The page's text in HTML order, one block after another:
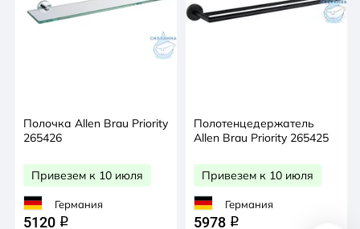
Полочка Allen Brau Priority
265426
Привезем к 10 июля
Германия
5120 q
Полотенцедержатель
Allen Brau Priority 265425
Привезем к 10 июля
Германия
5978 q